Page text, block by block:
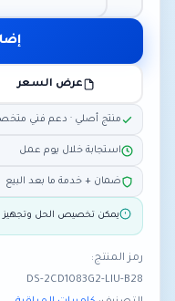
عرض السعر
منتج أصلي · دعم فني
استجابة خلال يوم عمل
ضمان + خدمة ما بعد البيع
يمكن تخصيص الحل
رمز المنتج:
DS-2CD1083G2-LIU-B28